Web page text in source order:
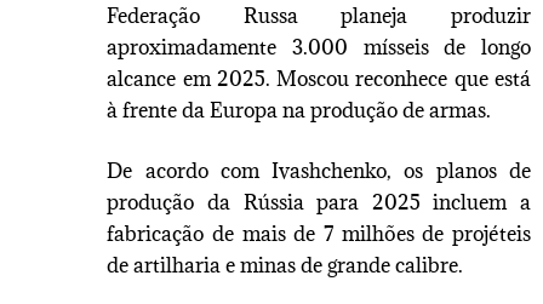
Federação Russa planeja produzir
aproximadamente 3.000 mísseis de longo
alcance em 2025. Moscou reconhece que está
à frente da Europa na produção de armas.
De acordo com Ivashchenko, os planos de
produção da Rússia para 2025 incluem a
fabricação de mais de 7 milhões de projéteis
de artilharia e minas de grande calibre.